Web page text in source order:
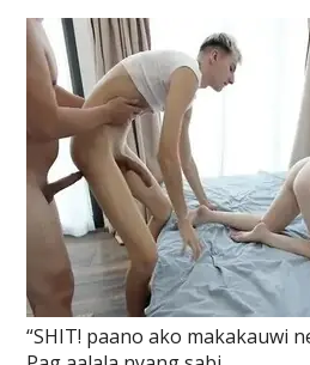
“SHIT! paano ako makakauwi